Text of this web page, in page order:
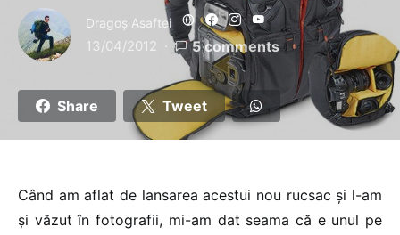
Dragoş Asaftei
13/04/2012 5 comments
Share Tweet
Când am aflat de lansarea acestui nou rucsac și l-am
și văzut în fotografii, mi-am dat seama că e unul pe